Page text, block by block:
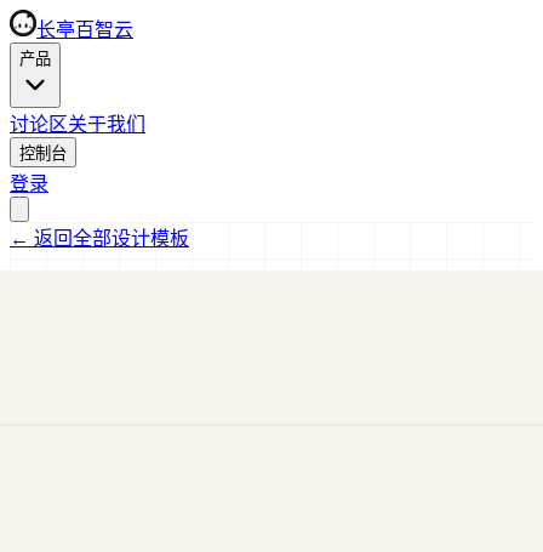
长亭百智云
产品
讨论区关于我们
控制台
登录
← 返回全部设计模板